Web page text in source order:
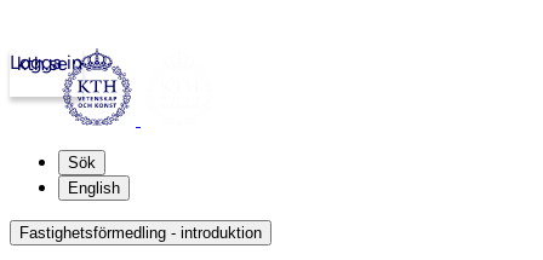
kth.se
Logga in
Sök
English
Fastighetsförmedling - introduktion